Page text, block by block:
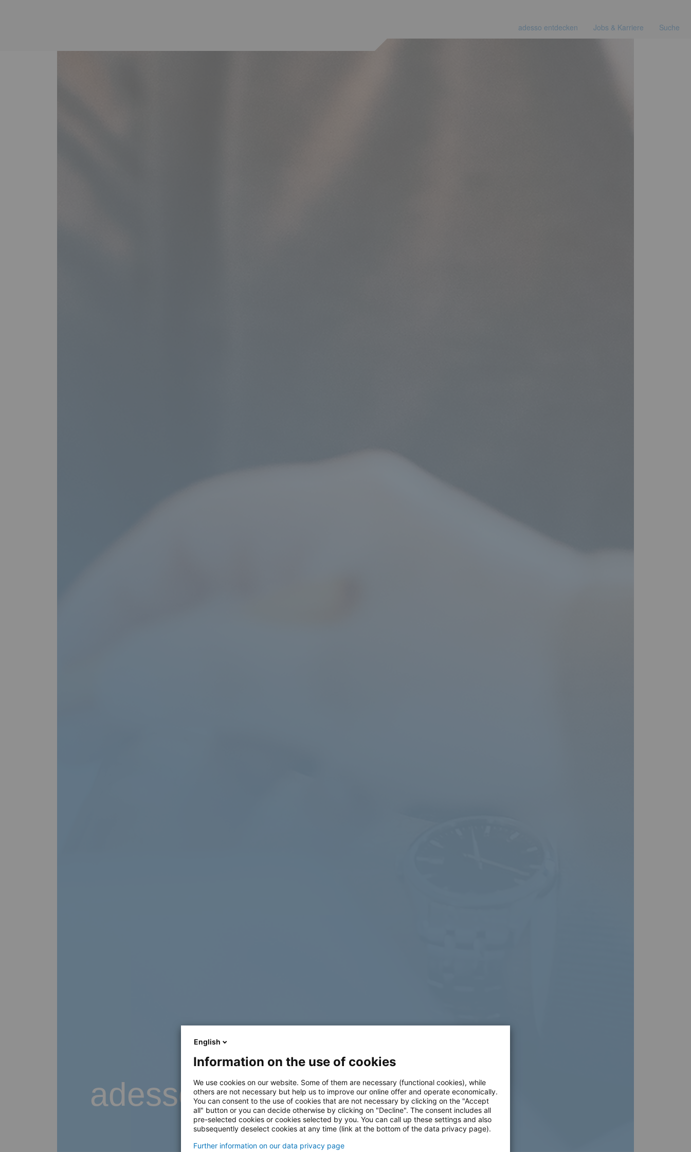
adesso entdecken Jobs & Karriere Suche
adesso Blog
English
Information on the use of cookies
We use cookies on our website. Some of them are necessary (functional cookies), while
others are not necessary but help us to improve our online offer and operate economically.
You can consent to the use of cookies that are not necessary by clicking on the "Accept
all" button or you can decide otherwise by clicking on "Decline". The consent includes all
pre-selected cookies or cookies selected by you. You can call up these settings and also
subsequently deselect cookies at any time (link at the bottom of the data privacy page).
Further information on our data privacy page